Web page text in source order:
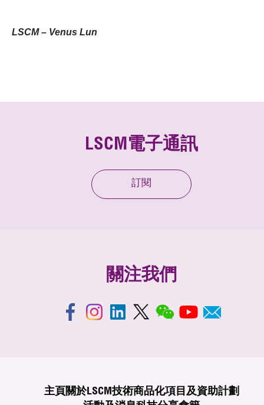
LSCM – Venus Lun
LSCM電子通訊
訂閱
關注我們
主頁 關於LSCM技術商品化項目及資助計劃